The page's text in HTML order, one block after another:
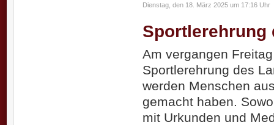
Dienstag, den 18. März 2025 um 17:16 Uhr
Sportlerehrung
Am vergangen
Sportlerehrung des
werden Menschen
gemacht haben.
mit Urkunden und